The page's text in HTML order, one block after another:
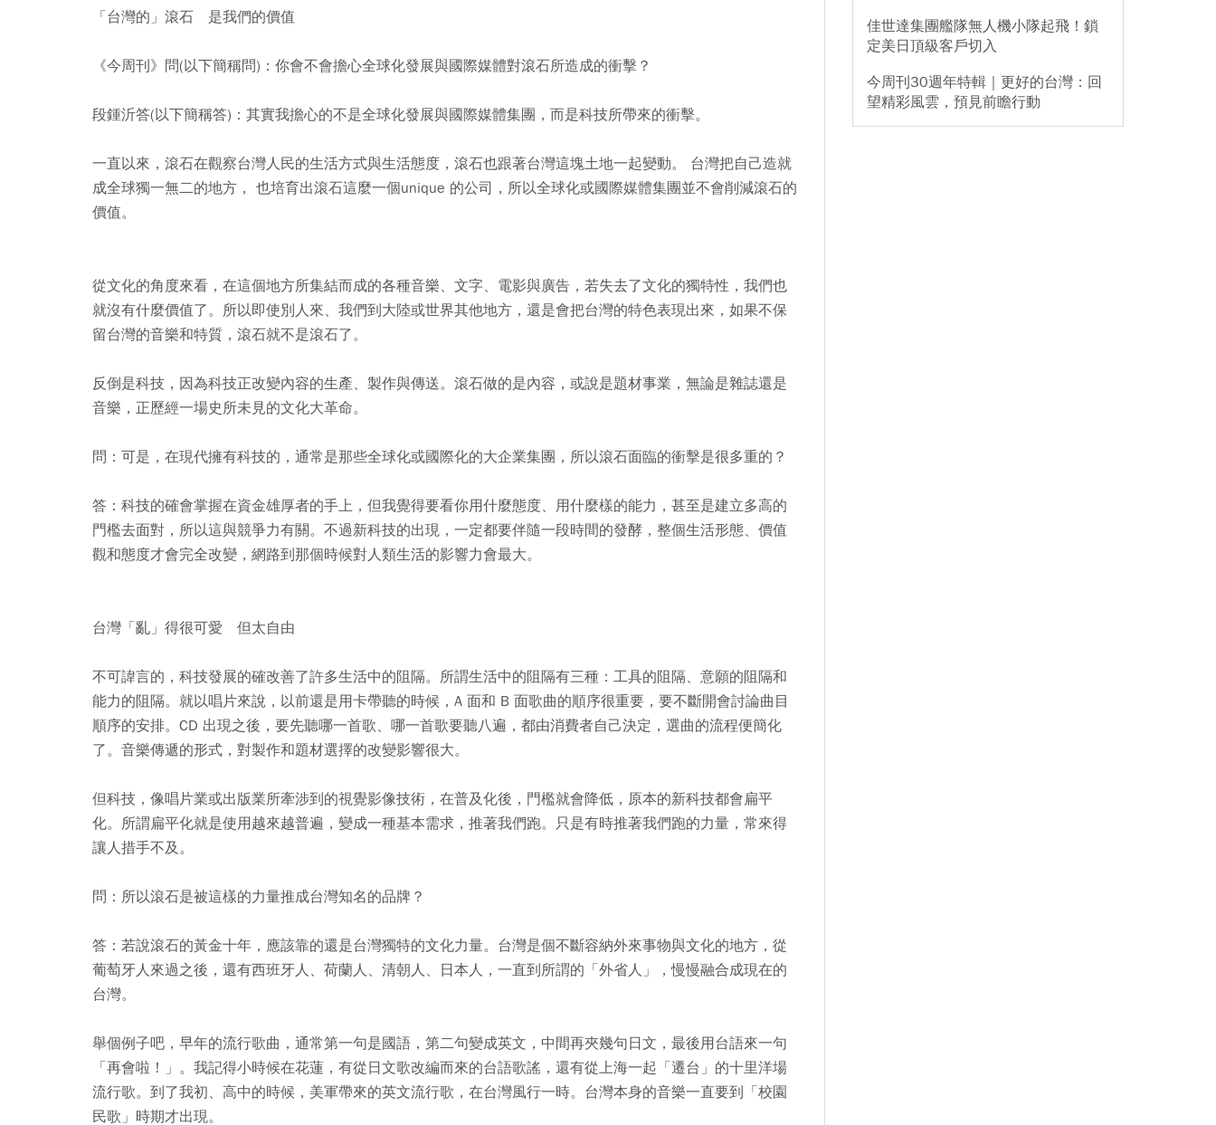
「台灣的」滾石 是我們的價值
《今周刊》問(以下簡稱問)：你會不會擔心全球化發展與國際媒體對滾石所造成的衝擊？
段鍾沂答(以下簡稱答)：其實我擔心的不是全球化發展與國際媒體集團，而是科技所帶來的衝擊。
一直以來，滾石在觀察台灣人民的生活方式與生活態度，滾石也跟著台灣這塊土地一起變動。 台灣把自己造就
成全球獨一無二的地方， 也培育出滾石這麼一個unique 的公司，所以全球化或國際媒體集團並不會削減滾石的
價值。
從文化的角度來看，在這個地方所集結而成的各種音樂、文字、電影與廣告，若失去了文化的獨特性，我們也
就沒有什麼價值了。所以即使別人來、我們到大陸或世界其他地方，還是會把台灣的特色表現出來，如果不保
留台灣的音樂和特質，滾石就不是滾石了。
反倒是科技，因為科技正改變內容的生產、製作與傳送。滾石做的是內容，或說是題材事業，無論是雜誌還是
音樂，正歷經一場史所未見的文化大革命。
問：可是，在現代擁有科技的，通常是那些全球化或國際化的大企業集團，所以滾石面臨的衝擊是很多重的？
答：科技的確會掌握在資金雄厚者的手上，但我覺得要看你用什麼態度、用什麼樣的能力，甚至是建立多高的
門檻去面對，所以這與競爭力有關。不過新科技的出現，一定都要伴隨一段時間的發酵，整個生活形態、價值
觀和態度才會完全改變，網路到那個時候對人類生活的影響力會最大。
台灣「亂」得很可愛 但太自由
不可諱言的，科技發展的確改善了許多生活中的阻隔。所謂生活中的阻隔有三種：工具的阻隔、意願的阻隔和
能力的阻隔。就以唱片來說，以前還是用卡帶聽的時候，A 面和 B 面歌曲的順序很重要，要不斷開會討論曲目
順序的安排。CD 出現之後，要先聽哪一首歌、哪一首歌要聽八遍，都由消費者自己決定，選曲的流程便簡化
了。音樂傳遞的形式，對製作和題材選擇的改變影響很大。
但科技，像唱片業或出版業所牽涉到的視覺影像技術，在普及化後，門檻就會降低，原本的新科技都會扁平
化。所謂扁平化就是使用越來越普遍，變成一種基本需求，推著我們跑。只是有時推著我們跑的力量，常來得
讓人措手不及。
問：所以滾石是被這樣的力量推成台灣知名的品牌？
答：若說滾石的黃金十年，應該靠的還是台灣獨特的文化力量。台灣是個不斷容納外來事物與文化的地方，從
葡萄牙人來過之後，還有西班牙人、荷蘭人、清朝人、日本人，一直到所謂的「外省人」，慢慢融合成現在的
台灣。
舉個例子吧，早年的流行歌曲，通常第一句是國語，第二句變成英文，中間再夾幾句日文，最後用台語來一句
「再會啦！」。我記得小時候在花蓮，有從日文歌改編而來的台語歌謠，還有從上海一起「遷台」的十里洋場
流行歌。到了我初、高中的時候，美軍帶來的英文流行歌，在台灣風行一時。台灣本身的音樂一直要到「校園
民歌」時期才出現。
佳世達集團艦隊無人機小隊起飛！鎖
定美日頂級客戶切入
今周刊30週年特輯｜更好的台灣：回
望精彩風雲，預見前瞻行動